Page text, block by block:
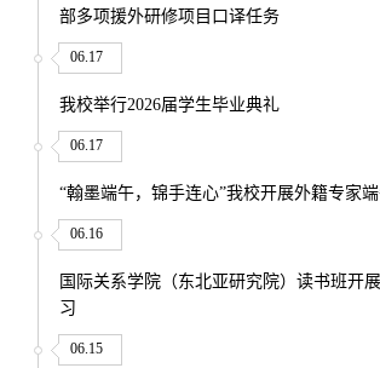
部多项援外研修项目口译任务
06.17
我校举行2026届学生毕业典礼
06.17
“翰墨端午，锦手连心”我校开展外籍专家
06.16
国际关系学院（东北亚研究院）读书班开
习
06.15